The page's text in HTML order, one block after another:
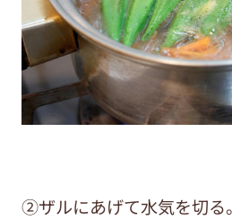
②ザルにあげて水気を切る